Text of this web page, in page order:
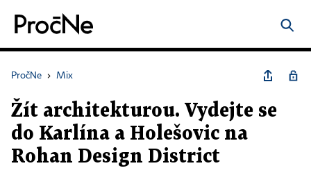
PročNe › Mix
Žít architekturou. Vydejte se
do Karlína a Holešovic na
Rohan Design District